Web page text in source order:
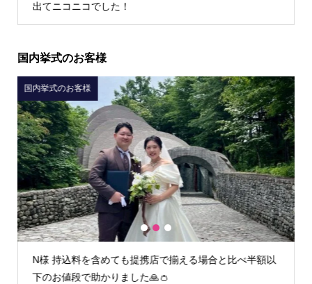
によかったです！
国内挙式のお客様
と比べ半額以
I様 初回フィッティング時からとても丁寧な接客
してお任せすることができました。
国内挙式のお客様
1 2 3